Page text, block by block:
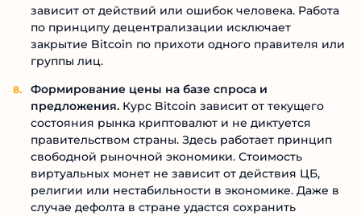
зависит от действий или ошибок человека. Работа
по принципу децентрализации исключает
закрытие Bitcoin по прихоти одного правителя или
группы лиц.
Формирование цены на базе спроса и
предложения. Курс Bitcoin зависит от текущего
состояния рынка криптовалют и не диктуется
правительством страны. Здесь работает принцип
свободной рыночной экономики. Стоимость
виртуальных монет не зависит от действия ЦБ,
религии или нестабильности в экономике. Даже в
случае дефолта в стране удастся сохранить